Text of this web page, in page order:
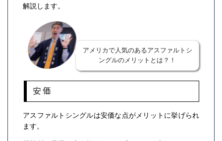
解説します。
アメリカで人気のあるアスファルトシ
ングルのメリットとは？！
安価
アスファルトシングルは安価な点がメリットに挙げられ
ます。